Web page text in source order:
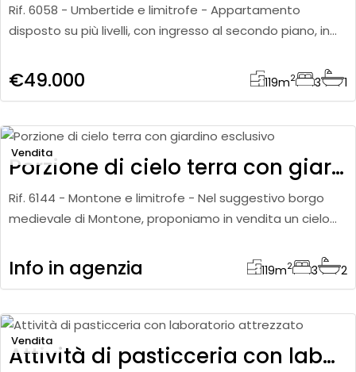
Rif. 6058 - Umbertide e limitrofe - Appartamento
disposto su più livelli, con ingresso al secondo piano, in
compone
€49.000 119m2 3 1
Vendita
Porzione di cielo terra con giardino esclusivo
Rif. 6144 - Montone e limitrofe - Nel suggestivo borgo
medievale di Montone, proponiamo in vendita un cielo
ambienti versa
Info in agenzia 119m2 3 2
Vendita
Attività di pasticceria con laboratorio attrezzato